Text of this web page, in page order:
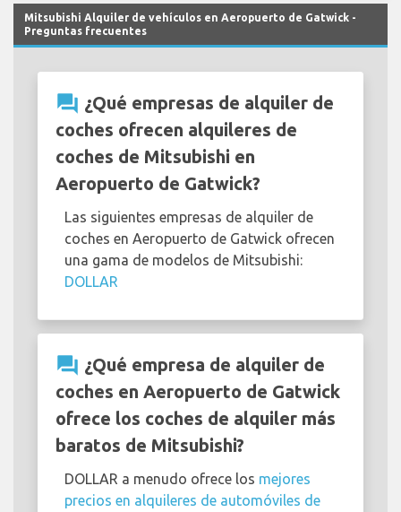
Mitsubishi Alquiler de vehículos en Aeropuerto de Gatwick -
Preguntas frecuentes
question_answer ¿Qué empresas de alquiler de
coches ofrecen alquileres de
coches de Mitsubishi en
Aeropuerto de Gatwick?
Las siguientes empresas de alquiler de
coches en Aeropuerto de Gatwick ofrecen
una gama de modelos de Mitsubishi:
DOLLAR
question_answer ¿Qué empresa de alquiler de
coches en Aeropuerto de Gatwick
ofrece los coches de alquiler más
baratos de Mitsubishi?
DOLLAR a menudo ofrece los mejores
precios en alquileres de automóviles de